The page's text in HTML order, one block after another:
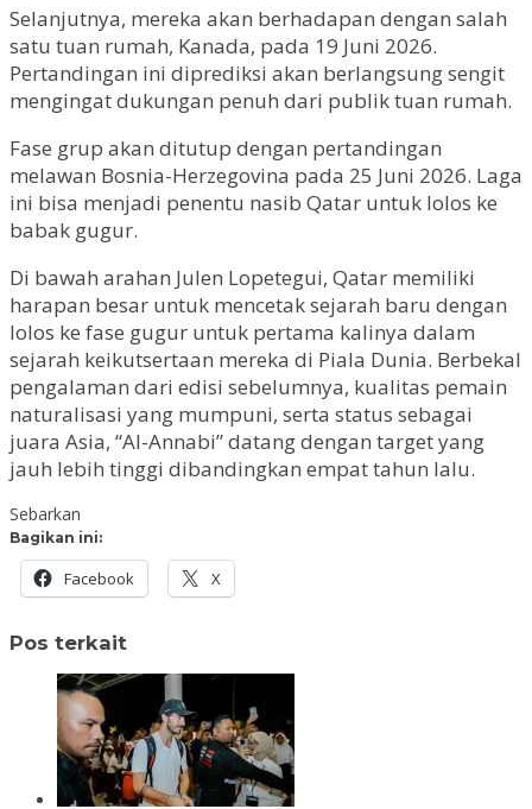
Selanjutnya, mereka akan berhadapan dengan salah
satu tuan rumah, Kanada, pada 19 Juni 2026.
Pertandingan ini diprediksi akan berlangsung sengit
mengingat dukungan penuh dari publik tuan rumah.
Fase grup akan ditutup dengan pertandingan
melawan Bosnia-Herzegovina pada 25 Juni 2026. Laga
ini bisa menjadi penentu nasib Qatar untuk lolos ke
babak gugur.
Di bawah arahan Julen Lopetegui, Qatar memiliki
harapan besar untuk mencetak sejarah baru dengan
lolos ke fase gugur untuk pertama kalinya dalam
sejarah keikutsertaan mereka di Piala Dunia. Berbekal
pengalaman dari edisi sebelumnya, kualitas pemain
naturalisasi yang mumpuni, serta status sebagai
juara Asia, “Al-Annabi” datang dengan target yang
jauh lebih tinggi dibandingkan empat tahun lalu.
Sebarkan
Bagikan ini:
Facebook X
Pos terkait